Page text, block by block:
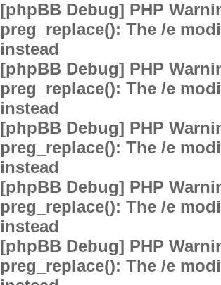
[phpBB Debug] PHP
preg_replace(): The /e
instead
[phpBB Debug] PHP
preg_replace(): The /e
instead
[phpBB Debug] PHP
preg_replace(): The /e
instead
[phpBB Debug] PHP
preg_replace(): The /e
instead
[phpBB Debug] PHP
preg_replace(): The /e